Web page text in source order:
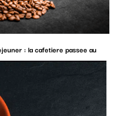
: la cafetiere passee au